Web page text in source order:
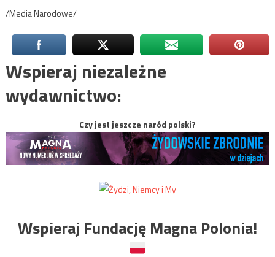
/Media Narodowe/
Wspieraj niezależne
wydawnictwo:
Czy jest jeszcze naród polski?
Wspieraj Fundację Magna Polonia!